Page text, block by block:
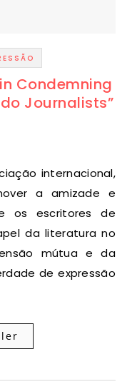
Condemning
Journalists”
a amizade e
os escritores de
da literatura no
mútua e da
de expressão